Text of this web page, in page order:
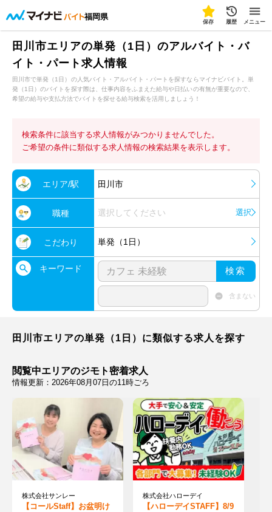
福岡県
保存 履歴 メニュー
田川市エリアの単発（1日）のアルバイト・バ
イト・パート求人情報
田川市で単発（1日）の人気バイト・アルバイト・パートを探すならマイナビバイト。単
発（1日）のバイトを探す際は、仕事内容をふまえた給与や日払いの有無が重要なので、
希望の給与や支払方法でバイトを探せる給与検索を活用しましょう！
検索条件に該当する求人情報がみつかりませんでした。
ご希望の条件に類似する求人情報の検索結果を表示します。
エリア/駅 田川市
職種 選択してください 選択
こだわり 単発（1日）
キーワード 検索
含まない
田川市エリアの単発（1日）に類似する求人を探す
閲覧中エリアのジモト密着求人
情報更新：2026年08月07日の11時ごろ
株式会社サンレー
【コールStaff】お盆明け
株式会社ハローデイ
【ハローデイSTAFF】8/9